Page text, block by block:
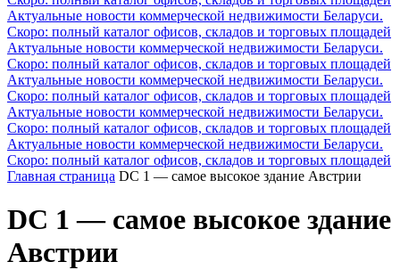
Актуальные новости коммерческой недвижимости Беларуси.
Скоро: полный каталог офисов, складов и торговых площадей
Актуальные новости коммерческой недвижимости Беларуси.
Скоро: полный каталог офисов, складов и торговых площадей
Актуальные новости коммерческой недвижимости Беларуси.
Скоро: полный каталог офисов, складов и торговых площадей
Актуальные новости коммерческой недвижимости Беларуси.
Скоро: полный каталог офисов, складов и торговых площадей
Актуальные новости коммерческой недвижимости Беларуси.
Скоро: полный каталог офисов, складов и торговых площадей
Главная страница DC 1 — самое высокое здание Австрии
DC 1 — самое высокое здание
Австрии